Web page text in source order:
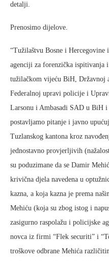
detalji.
Prenosimo dijelove.
“Tužilaštvu Bosne i
agenciji za forenzička ispitivanja
tužilačkom vijeću BiH, Državnoj
Federalnoj upravi policije i
Larsonu i Ambasadi SAD u BiH
postavljamo pitanje i javno
Tuzlanskog kantona kroz
jednostavno provjerljivih
su poduzimane da se Damir
krivična djela navedena u
kazna, a koja kazna je prema
Mehiću (koja su zbog istog i
zasigurno raspolažu i policijske
novca iz firmi “Flek securiti” i
troškove odbrane Mehića